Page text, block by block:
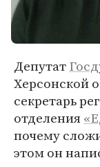
Депутат
Херсонской
секретарь
отделения
почему
этом он